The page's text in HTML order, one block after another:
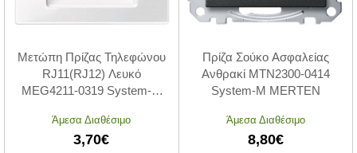
Μετώπη Πρίζας Τηλεφώνου
RJ11(RJ12) Λευκό
MEG4211-0319 System-M
Άμεσα Διαθέσιμο
3,70€
Πρίζα Σούκο Ασφαλείας
Ανθρακί MTN2300-0414
System-M MERTEN
Άμεσα Διαθέσιμο
8,80€